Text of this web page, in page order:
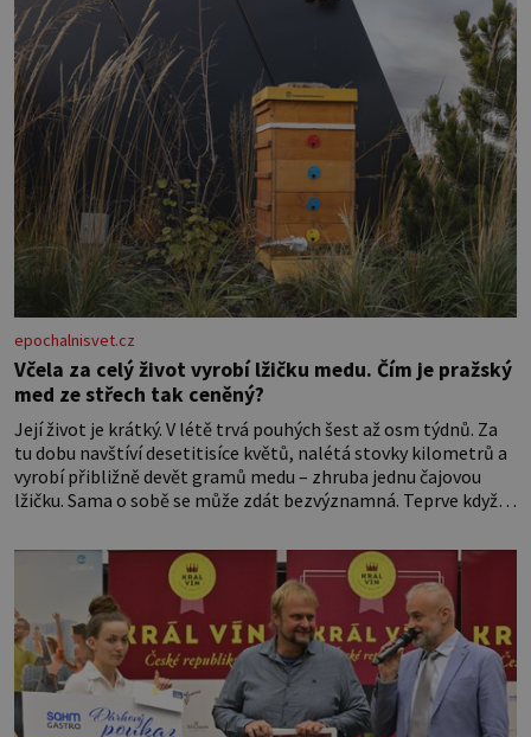
epochalnisvet.cz
Včela za celý život vyrobí lžičku medu. Čím je pražský
med ze střech tak ceněný?
Její život je krátký. V létě trvá pouhých šest až osm týdnů. Za
tu dobu navštíví desetitisíce květů, nalétá stovky kilometrů a
vyrobí přibližně devět gramů medu – zhruba jednu čajovou
lžičku. Sama o sobě se může zdát bezvýznamná. Teprve když
vznikne jeden z nejdokonalejších organismů